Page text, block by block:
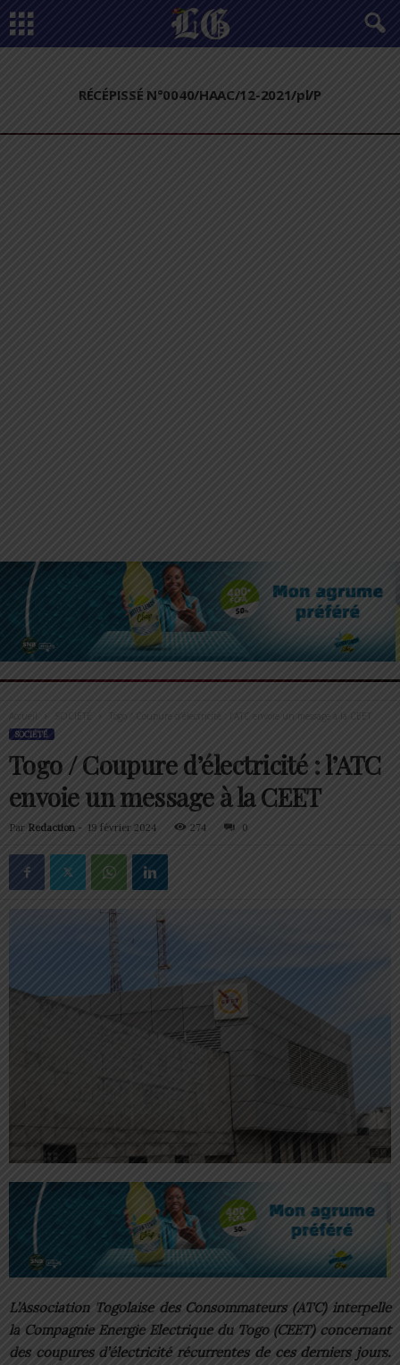
RÉCÉPISSÉ N°0040/HAAC/12-2021/pl/P
Accueil Togo / Coupure d’électricité : l’ATC envoie un message à la CEET
SOCIÉTÉ
Togo / Coupure d’électricité : l’ATC
envoie un message à la CEET
Par Redaction - 19 février 2024 274 0
L’Association Togolaise des Consommateurs (ATC) interpelle
la Compagnie Energie Electrique du Togo (CEET) concernant
des coupures d’électricité récurrentes de ces derniers jours.